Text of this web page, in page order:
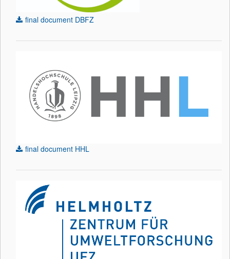
final document DBFZ
final document HHL